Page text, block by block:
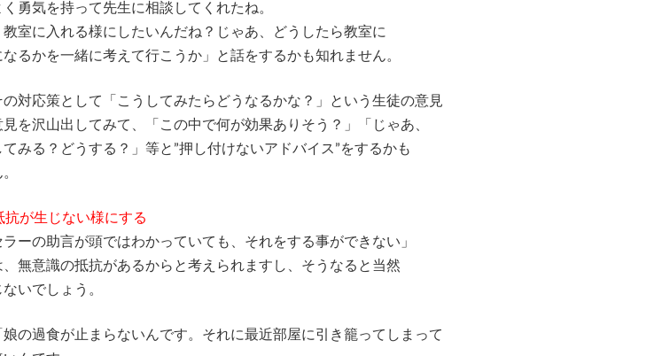
勇気を持って先生に相談してくれたね。
室に入れる様にしたいんだね？じゃあ、どうしたら教室に
るかを一緒に考えて行こうか」と話をするかも知れません。
対応策として「こうしてみたらどうなるかな？」という生徒の意見
を沢山出してみて、「この中で何が効果ありそう？」「じゃあ、
みる？どうする？」等と”押し付けないアドバイス”をするかも
が生じない様にする
ラーの助言が頭ではわかっていても、それをする事ができない」
無意識の抵抗があるからと考えられますし、そうなると当然
いでしょう。
娘の過食が止まらないんです。それに最近部屋に引き籠ってしまって